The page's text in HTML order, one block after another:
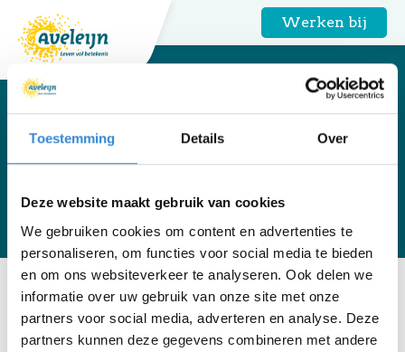
Toestemming Details Over
Deze website maakt gebruik van cookies
We gebruiken cookies om content en advertenties te
personaliseren, om functies voor social media te bieden
en om ons websiteverkeer te analyseren. Ook delen we
informatie over uw gebruik van onze site met onze
partners voor social media, adverteren en analyse. Deze
partners kunnen deze gegevens combineren met andere
Werken bij
Formulier nasturen
documenten
cliëntadvies bedankt
Bedankt voor het nasturen van informatie.